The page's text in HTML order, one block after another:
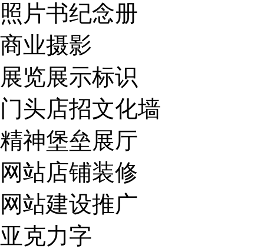
照片书纪念册
商业摄影
展览展示标识
门头店招文化墙
精神堡垒展厅
网站店铺装修
网站建设推广
亚克力字